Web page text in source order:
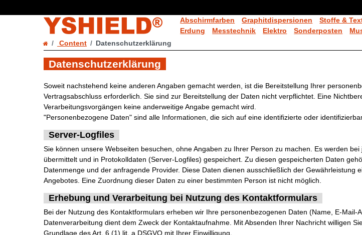
Abschirmfarben Graphitdispersionen Stoffe &
Erdung
Messtechnik Elektro Sonderposten
Content
Datenschutzerklärung
Datenschutzerklärung
Soweit nachstehend keine anderen Angaben gemacht werden, ist die Bereitstellung Ihrer
Vertragsabschluss erforderlich. Sie sind zur Bereitstellung der Daten nicht verpflichtet. Eine
Verarbeitungsvorgängen keine anderweitige Angabe gemacht wird.
"Personenbezogene Daten" sind alle Informationen, die sich auf eine identifizierte oder
Server-Logfiles
Sie können unsere Webseiten besuchen, ohne Angaben zu Ihrer Person zu machen. Es werden
übermittelt und in Protokolldaten (Server-Logfiles) gespeichert. Zu diesen gespeicherten Daten
Datenmenge und der anfragende Provider. Diese Daten dienen ausschließlich der
Angebotes. Eine Zuordnung dieser Daten zu einer bestimmten Person ist nicht möglich.
Erhebung und Verarbeitung bei Nutzung des Kontaktformulars
Bei der Nutzung des Kontaktformulars erheben wir Ihre personenbezogenen Daten (Name, E-
Datenverarbeitung dient dem Zweck der Kontaktaufnahme. Mit Absenden Ihrer Nachricht willigen
Grundlage des Art. 6 (1) lit. a DSGVO mit Ihrer Einwilligung.